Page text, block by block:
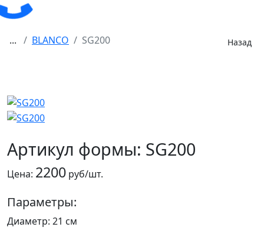
... BLANCO SG200 Назад
Артикул формы: SG200
Цена: 2200 руб/шт.
Параметры:
Диаметр: 21 см